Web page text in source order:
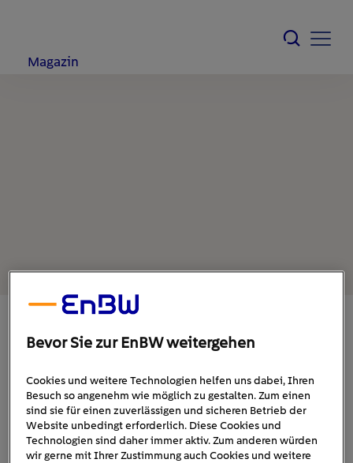
Magazin
22. August 2022 1min
20220815_EnBW_Bloggrafiken-
01
Bevor Sie zur EnBW weitergehen
Cookies und weitere Technologien helfen uns dabei, Ihren
Besuch so angenehm wie möglich zu gestalten. Zum einen
sind sie für einen zuverlässigen und sicheren Betrieb der
Website unbedingt erforderlich. Diese Cookies und
Technologien sind daher immer aktiv. Zum anderen würden
wir gerne mit Ihrer Zustimmung auch Cookies und weitere